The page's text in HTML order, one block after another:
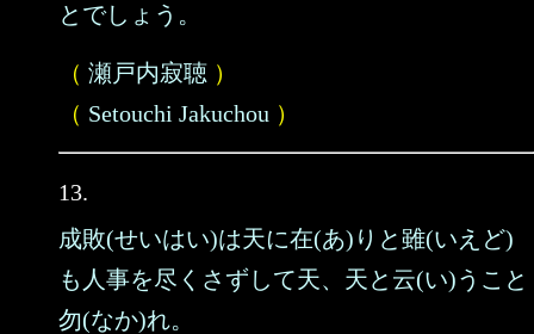
とでしょう。
（ 瀬戸内寂聴 ）
（ Setouchi Jakuchou ）
13.
成敗(せいはい)は天に在(あ)りと雖(いえど)
も人事を尽くさずして天、天と云(い)うこと
勿(なか)れ。